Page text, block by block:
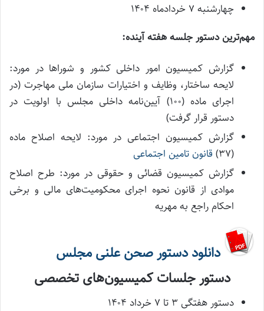
چهارشنبه ۷ خردادماه ۱۴۰۴
مهم‌ترین دستور جلسه هفته آینده:
گزارش کمیسیون امور داخلی کشور و شوراها در مورد:
لایحه ساختار، وظایف و اختیارات سازمان ملی مهاجرت (در
اجرای ماده (۱۰۰) آیین‌نامه داخلی مجلس با اولویت در
دستور قرار گرفت)
گزارش کمیسیون اجتماعی در مورد: لایحه اصلاح ماده
(۳۷)
قانون تامین اجتماعی
گزارش کمیسیون قضائی و حقوقی در مورد: طرح اصلاح
موادی از قانون نحوه اجرای محکومیت‌های مالی و برخی
احکام راجع به مهریه
دانلود دستور صحن علنی مجلس
دستور جلسات کمیسیون‌های تخصصی
دستور هفتگی ۳ تا ۷ خرداد ۱۴۰۴